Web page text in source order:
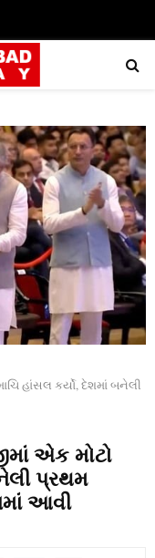
હાંસલ કર્યો, દેશમાં બનેલી
એક મોટો
પ્રથમ
આવી